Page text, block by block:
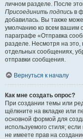
личном разделе. После
Присоединить подпись в
добавилась. Вы также
умолчанию ко всем вашим
параграфе «Отправка
разделе. Несмотря на
отдельных сообщениях,
отправки сообщения.
Вернуться к началу
Как мне создать опрос?
При создании темы или
щёлкните на вкладке или
основной формой для
используемого стиля;
не имеете прав на